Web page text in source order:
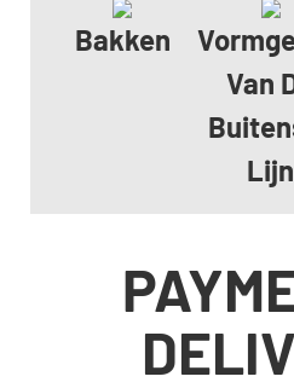
Bakken
Van
Lijn